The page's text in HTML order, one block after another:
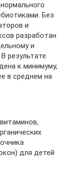
Без
и
разработан
и
результате
к минимуму,
в среднем на
для детей